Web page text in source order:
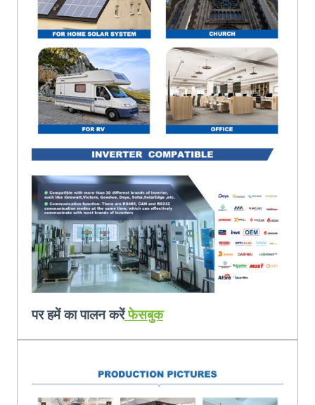
पर हमें का पालन करेंफेसबुक